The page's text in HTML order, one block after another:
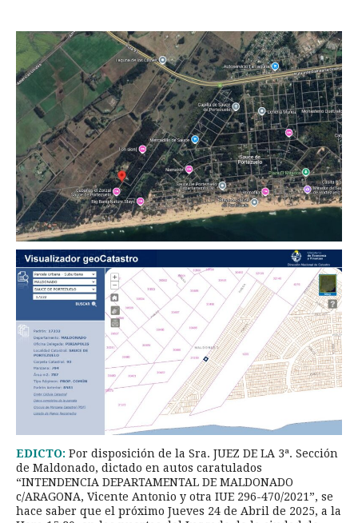
EDICTO: Por disposición de la Sra. JUEZ DE LA 3ª. Sección
de Maldonado, dictado en autos caratulados
“INTENDENCIA DEPARTAMENTAL DE MALDONADO
c/ARAGONA, Vicente Antonio y otra IUE 296-470/2021”, se
hace saber que el próximo Jueves 24 de Abril de 2025, a la